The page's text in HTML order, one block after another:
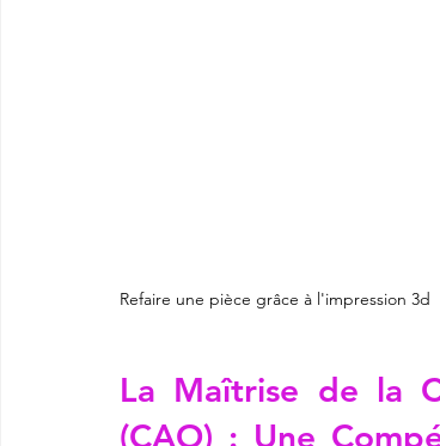
Refaire une pièce grâce à l'impression 3d
La Maîtrise de la
(CAO) : Une